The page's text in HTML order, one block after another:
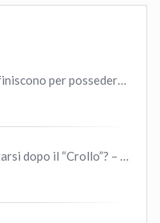
Le cose che possiedi finiscono per possedere te
BITCOIN cosa aspettarsi dopo il “Crollo”? – CryptoMonday NEWS w16/’21